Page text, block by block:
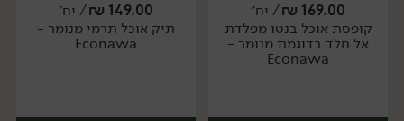
יח׳
169.00
₪/ יח׳
קופסת אוכל בנטו מפלדת
אל חלד בדוגמת מנומר -
Econawa
149.00
₪/ יח׳
תיק אוכל תרמי מנומר -
Econawa